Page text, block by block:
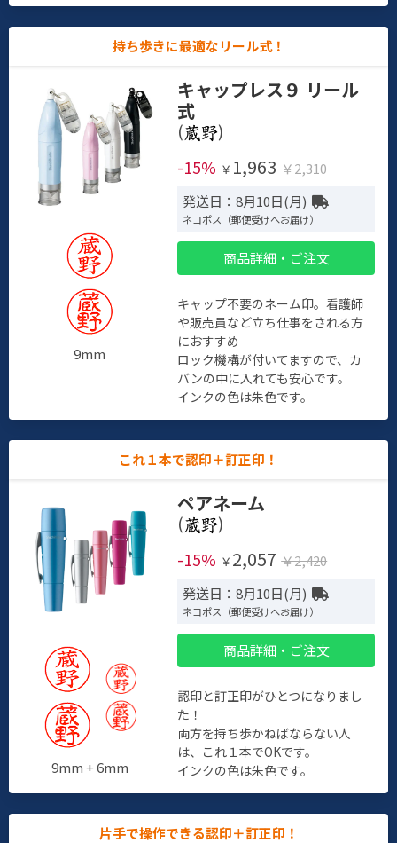
持ち歩きに最適なリール式！
9mm
キャップレス９ リール
式
(
)
-15% ￥ 1,963 ￥2,310
発送日：8月10日(月)
ネコポス（郵便受けへお届け）
商品詳細・ご注文
キャップ不要のネーム印。看護師
や販売員など立ち仕事をされる方
におすすめ
ロック機構が付いてますので、カ
バンの中に入れても安心です。
インクの色は朱色です。
これ１本で認印＋訂正印！
9mm + 6mm
ペアネーム
(
)
-15% ￥ 2,057 ￥2,420
発送日：8月10日(月)
ネコポス（郵便受けへお届け）
商品詳細・ご注文
認印と訂正印がひとつになりまし
た！
両方を持ち歩かねばならない人
は、これ１本でOKです。
インクの色は朱色です。
片手で操作できる認印＋訂正印！